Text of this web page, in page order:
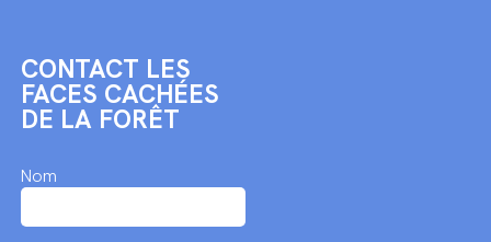
CONTACT LES
FACES CACHÉES
DE LA FORÊT
Nom